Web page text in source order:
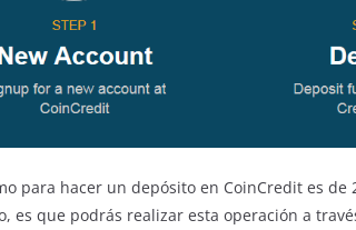
para hacer un depósito en CoinCredit es
es que podrás realizar esta operación a